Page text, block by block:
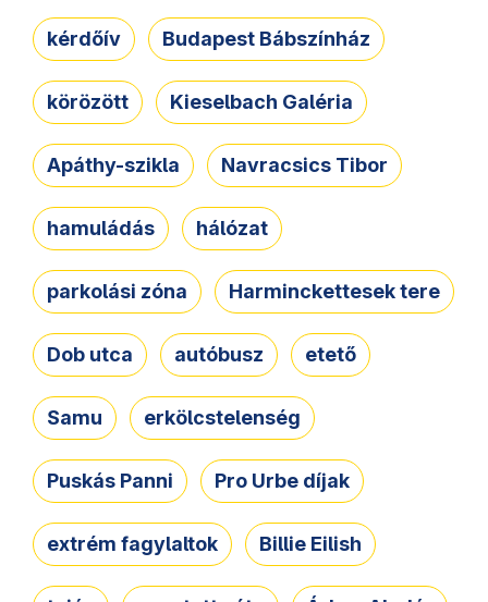
kérdőív Budapest Bábszínház
körözött Kieselbach Galéria
Apáthy-szikla Navracsics Tibor
hamuládás hálózat
parkolási zóna Harminckettesek tere
Dob utca autóbusz etető
Samu erkölcstelenség
Puskás Panni Pro Urbe díjak
extrém fagylaltok Billie Eilish